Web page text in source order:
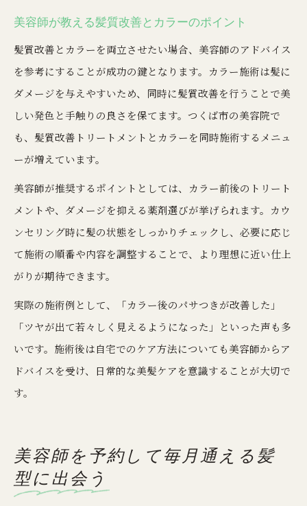
美容師が教える髪質改善とカラーのポイント
髪質改善とカラーを両立させたい場合、美容師のアドバイス
を参考にすることが成功の鍵となります。カラー施術は髪に
ダメージを与えやすいため、同時に髪質改善を行うことで美
しい発色と手触りの良さを保てます。つくば市の美容院で
も、髪質改善トリートメントとカラーを同時施術するメニュ
ーが増えています。
美容師が推奨するポイントとしては、カラー前後のトリート
メントや、ダメージを抑える薬剤選びが挙げられます。カウ
ンセリング時に髪の状態をしっかりチェックし、必要に応じ
て施術の順番や内容を調整することで、より理想に近い仕上
がりが期待できます。
実際の施術例として、「カラー後のパサつきが改善した」
「ツヤが出て若々しく見えるようになった」といった声も多
いです。施術後は自宅でのケア方法についても美容師からア
ドバイスを受け、日常的な美髪ケアを意識することが大切で
す。
美容師を予約して毎月通える髪
型に出会う